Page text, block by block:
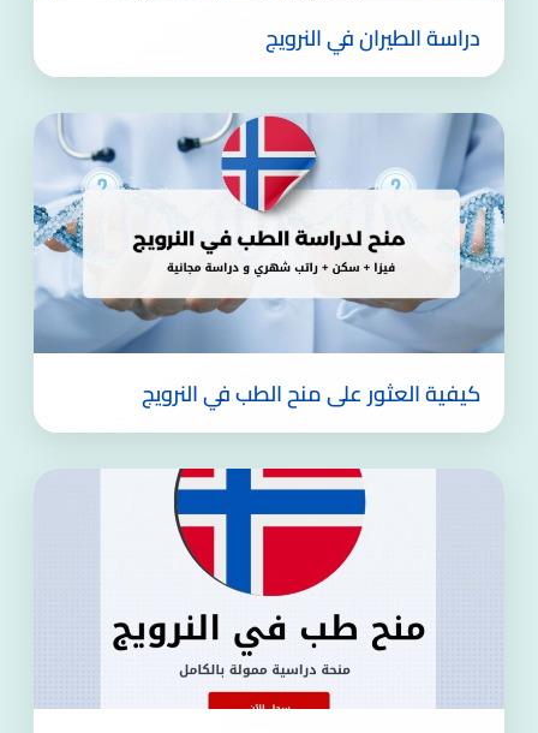
دراسة الطيران في النرويج
كيفية العثور على منح الطب في النرويج